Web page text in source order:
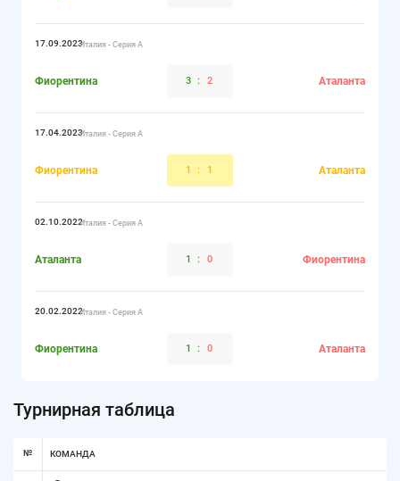
17.09.2023Италия - Серия А
Фиорентина 3 : 2 Аталанта
17.04.2023Италия - Серия А
Фиорентина 1 : 1 Аталанта
02.10.2022Италия - Серия А
Аталанта 1 : 0 Фиорентина
20.02.2022Италия - Серия А
Фиорентина 1 : 0 Аталанта
Турнирная таблица
№ КОМАНДА